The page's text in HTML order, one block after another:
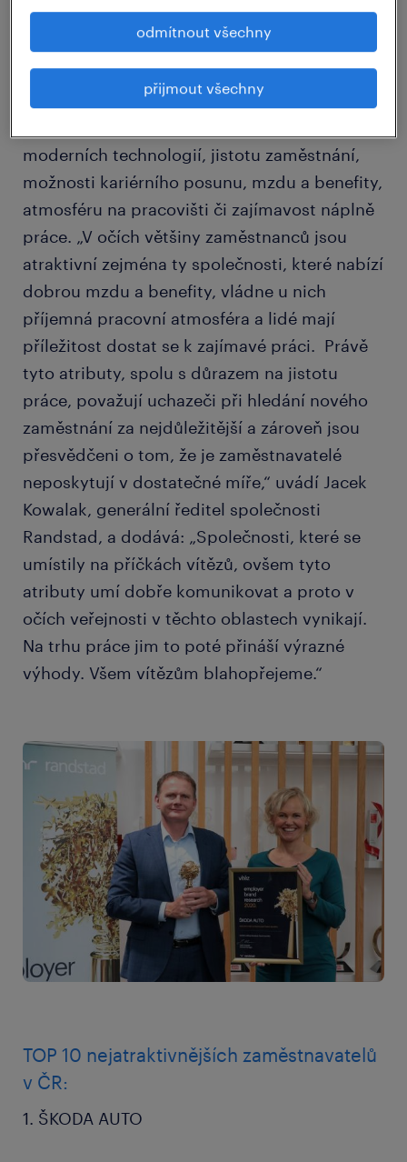
Kromě samotné atraktivity respondenti
hodnotí i další atributy, např. pověst
moderních technologií, jistotu zaměstnání,
možnosti kariérního posunu, mzdu a benefity,
atmosféru na pracovišti či zajímavost náplně
práce. „V očích většiny zaměstnanců jsou
atraktivní zejména ty společnosti, které nabízí
dobrou mzdu a benefity, vládne u nich
příjemná pracovní atmosféra a lidé mají
příležitost dostat se k zajímavé práci. Právě
tyto atributy, spolu s důrazem na jistotu
práce, považují uchazeči při hledání nového
zaměstnání za nejdůležitější a zároveň jsou
přesvědčeni o tom, že je zaměstnavatelé
neposkytují v dostatečné míře,“ uvádí Jacek
Kowalak, generální ředitel společnosti
Randstad, a dodává: „Společnosti, které se
umístily na příčkách vítězů, ovšem tyto
atributy umí dobře komunikovat a proto v
očích veřejnosti v těchto oblastech vynikají.
Na trhu práce jim to poté přináší výrazné
výhody. Všem vítězům blahopřejeme.“
TOP 10 nejatraktivnějších zaměstnavatelů
v ČR:
1. ŠKODA AUTO
odmítnout všechny
přijmout všechny